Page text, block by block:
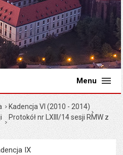
Menu
Kadencja VI (2010 - 2014)
Protokół nr LXIII/14 sesji RMW z
Menu
IX